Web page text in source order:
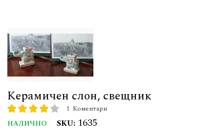
Керамичен слон, свещник
рейтинг: 1 Коментари
НАЛИЧНО SKU 1635